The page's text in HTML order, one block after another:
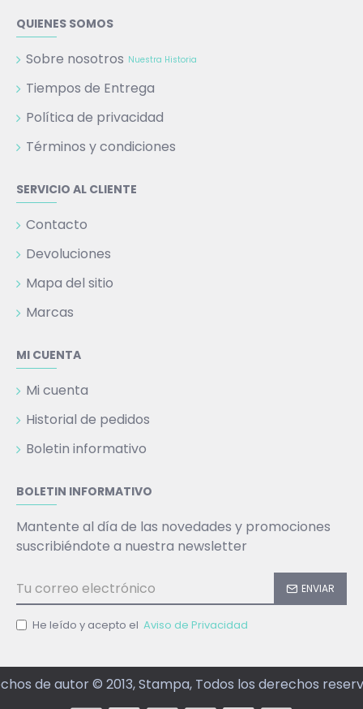
QUIENES SOMOS
Sobre nosotros Nuestra Historia
Tiempos de Entrega
Política de privacidad
Términos y condiciones
SERVICIO AL CLIENTE
Contacto
Devoluciones
Mapa del sitio
Marcas
MI CUENTA
Mi cuenta
Historial de pedidos
Boletin informativo
BOLETIN INFORMATIVO
Mantente al día de las novedades y promociones
suscribiéndote a nuestra newsletter
ENVIAR
He leído y acepto el Aviso de Privacidad
de autor © 2013, Stampa, Todos los derechos